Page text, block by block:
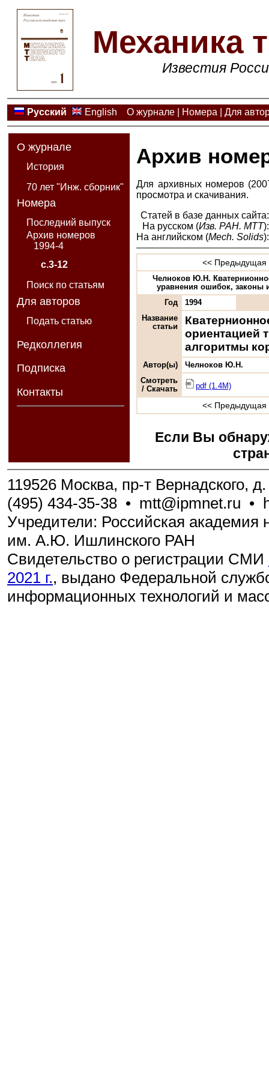
Механика
Известия
Русский English О журнале| Номера Для
О журнале
История
70 лет "Инж. сборник"
Номера
Последний выпуск
Архив номеров
1994-4
с.3-12
Поиск по статьям
Для авторов
Подать статью
Редколлегия
Подписка
Контакты
Архив
Для архивных номеров
просмотра и скачивания.
Статей в базе данных сайта:
На русском (Изв. РАН. МТТ):
На английском (Mech. Solids):
<< Предыдущая
Челноков Ю.Н.
уравнения ошибок, законы
Год
1994
Название
статьи
ориентацией
алгоритмы
Автор(ы)
Челноков Ю.Н.
Смотреть
/ Скачать
pdf (1.4M)
<< Предыдущая
Если Вы
119526 Москва, пр-т Вернадского,
(495) 434-35-38 • mtt@ipmnet.ru •
Учредители: Российская академия
им. А.Ю. Ишлинского РАН
Свидетельство о регистрации СМИ
2021 г., выдано Федеральной
информационных технологий и